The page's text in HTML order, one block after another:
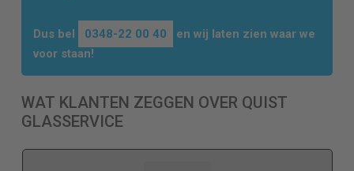
Dus bel 0348-22 00 40
en wij laten zien waar we
voor staan!
WAT KLANTEN ZEGGEN OVER QUIST
GLASSERVICE